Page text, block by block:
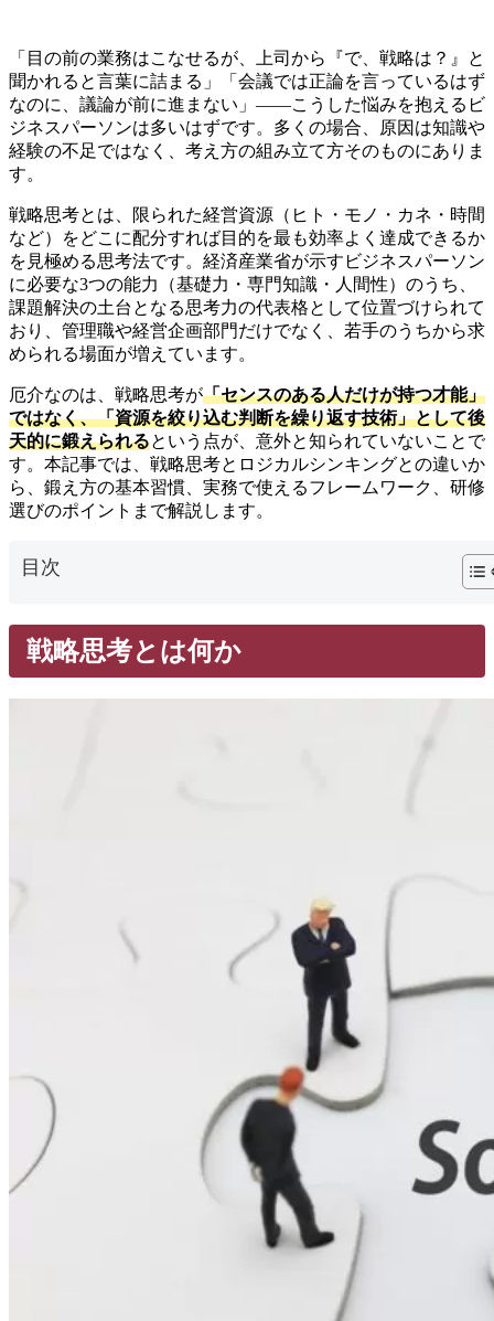
「目の前の業務はこなせるが、上司から『で、戦略は？』と
聞かれると言葉に詰まる」「会議では正論を言っているはず
なのに、議論が前に進まない」——こうした悩みを抱えるビ
ジネスパーソンは多いはずです。多くの場合、原因は知識や
経験の不足ではなく、考え方の組み立て方そのものにありま
す。
戦略思考とは、限られた経営資源（ヒト・モノ・カネ・時間
など）をどこに配分すれば目的を最も効率よく達成できるか
を見極める思考法です。経済産業省が示すビジネスパーソン
に必要な3つの能力（基礎力・専門知識・人間性）のうち、
課題解決の土台となる思考力の代表格として位置づけられて
おり、管理職や経営企画部門だけでなく、若手のうちから求
められる場面が増えています。
厄介なのは、戦略思考が「センスのある人だけが持つ才能」
ではなく、「資源を絞り込む判断を繰り返す技術」として後
天的に鍛えられるという点が、意外と知られていないことで
す。本記事では、戦略思考とロジカルシンキングとの違いか
ら、鍛え方の基本習慣、実務で使えるフレームワーク、研修
選びのポイントまで解説します。
目次
戦略思考とは何か